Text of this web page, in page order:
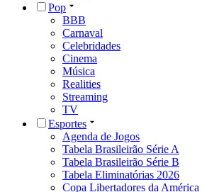
Pop
BBB
Carnaval
Celebridades
Cinema
Música
Realities
Streaming
TV
Esportes
Agenda de Jogos
Tabela Brasileirão Série A
Tabela Brasileirão Série B
Tabela Eliminatórias 2026
Copa Libertadores da América